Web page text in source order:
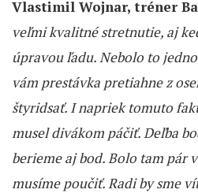
Vlastimil Wojnar, tréner
veľmi kvalitné stretnutie, aj
úpravou ľadu. Nebolo to
vám prestávka pretiahne z
štyridsať. I napriek tomuto
musel divákom páčiť. Deľba
berieme aj bod. Bolo tam pár
musíme poučiť. Radi by sme